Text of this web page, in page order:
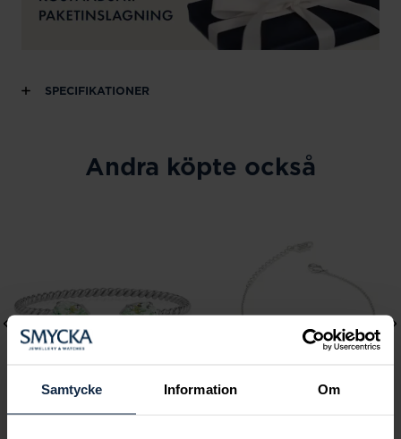
Samtycke Information Om
SPECIFIKATIONER
Andra köpte också